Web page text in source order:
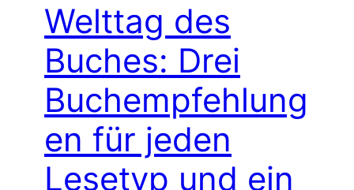
Welttag des
Buches: Drei
Buchempfehlung
en für jeden
Lesetyp und ein